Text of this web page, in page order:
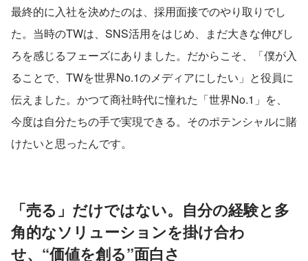
最終的に入社を決めたのは、採用面接でのやり取りでし
た。当時のTWは、SNS活用をはじめ、まだ大きな伸びし
ろを感じるフェーズにありました。だからこそ、「僕が入
ることで、TWを世界No.1のメディアにしたい」と役員に
伝えました。かつて商社時代に憧れた「世界No.1」を、
今度は自分たちの手で実現できる。そのポテンシャルに賭
けたいと思ったんです。
「売る」だけではない。自分の経験と多
角的なソリューションを掛け合わ
せ、“価値を創る”面白さ